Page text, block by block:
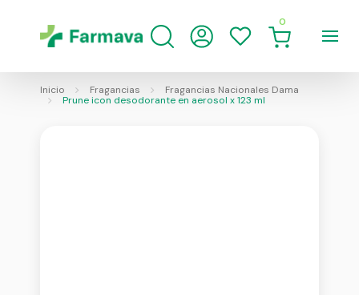
0
Inicio Fragancias
Fragancias Nacionales Dama
Prune icon desodorante en aerosol x 123 ml